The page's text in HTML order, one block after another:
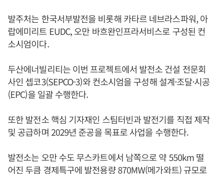
발주처는 한국서부발전을 비롯해 카타르 네브라스파워, 아
랍에미리트 EUDC, 오만 바흐완인프라서비스로 구성된 컨
소시엄이다.
두산에너빌리티는 이번 프로젝트에서 발전소 건설 전문회
사인 셉코3(SEPCO-3)와 컨소시엄을 구성해 설계·조달·시공
(EPC)을 일괄 수행한다.
또한 발전소 핵심 기자재인 스팀터빈과 발전기를 직접 제작
및 공급하며 2029년 준공을 목표로 사업을 수행한다.
발전소는 오만 수도 무스카트에서 남쪽으로 약 550km 떨
어진 두큼 경제특구에 발전용량 870MW(메가와트) 규모로